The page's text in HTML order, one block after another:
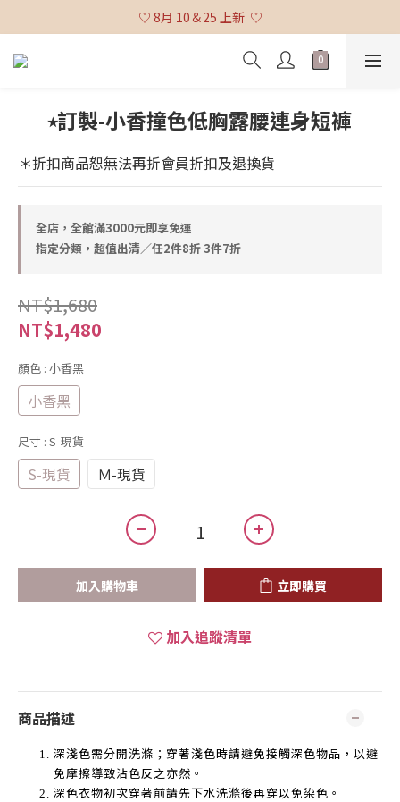
♡ 全館消費滿 $3,000 免運 (不含貨到付款及海外配送) ♡
♡ 8月 10＆25 上新  ♡
♡ 全館消費滿 $3,000 免運 (不含貨到付款及海外配送) ♡
⭒訂製-小香撞色低胸露腰連身短褲
＊折扣商品恕無法再折會員折扣及退換貨
全店，全館滿3000元即享免運
指定分類，超值出清／任2件8折 3件7折
NT$1,680
NT$1,480
顏色 : 小香黑
小香黑
尺寸 : S-現貨
S-現貨 Ｍ-現貨
加入購物車 立即購買
加入追蹤清單
商品描述
深淺色需分開洗滌；穿著淺色時請避免接觸深色物品，以避
免摩擦導致沾色反之亦然。
深色衣物初次穿著前請先下水洗滌後再穿以免染色。